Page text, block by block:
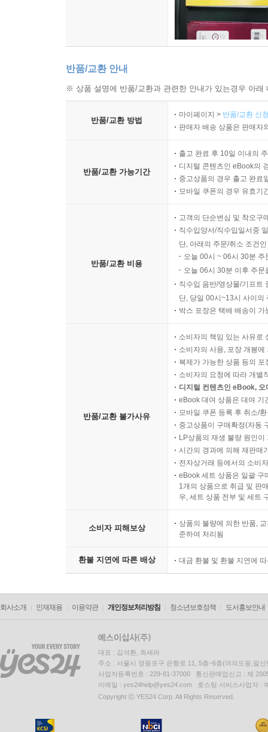
반품/교환 안내
※ 상품 설명에 반품/교환과 관련한 안내가 있는경우 아
반품/교환 방법
마이페이지 > 반품/교환 신
판매자 배송 상품은 판매자
반품/교환 가능기간
출고 완료 후 10일 이내의
디지털 콘텐츠인 eBook의
중고상품의 경우 출고 완료
모바일 쿠폰의 경우 유효기
반품/교환 비용
고객의 단순변심 및 착오구
직수입양서/직수입일서중
단, 아래의 주문/취소 조건
오늘 00시 ~ 06시 30분
오늘 06시 30분 이후 주
직수입 음반/영상물/기프트
단, 당일 00시~13시 사이의
박스 포장은 택배 배송이
반품/교환 불가사유
소비자의 책임 있는 사유로
소비자의 사용, 포장 개봉
복제가 가능한 상품 등의
소비자의 요청에 따라 개별
디지털 컨텐츠인 eBook,
eBook 대여 상품은 대여 기
모바일 쿠폰 등록 후 취소/
중고상품이 구매확정(자동
LP상품의 재생 불량 원인
시간의 경과에 의해 재판매
전자상거래 등에서의 소비
eBook 세트 상품은 일괄 구
1개의 상품으로 취급 및 판
우, 세트 상품 전부 및 세트
소비자 피해보상
상품의 불량에 의한 반품,
준하여 처리됨
환불 지연에 따른 배상 대금 환불 및 환불 지연에
회사소개 인재채용 이용약관 개인정보처리방침 청소년보호정책 도서홍보안내
대표 : 김석환, 최세라
주소 : 서울시 영등포구 은행로 11, 5층~6층(여의도동,일신
사업자등록번호 : 229-81-37000 통신판매업신고 : 제
이메일 : yes24help@yes24.com 호스팅 서비스사업자 :
Copyright ⓒ YES24 Corp. All Rights Reserved.